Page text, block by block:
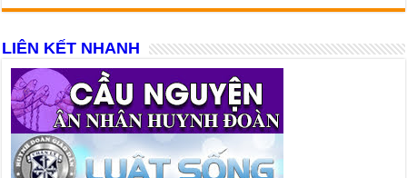
LIÊN KẾT NHANH